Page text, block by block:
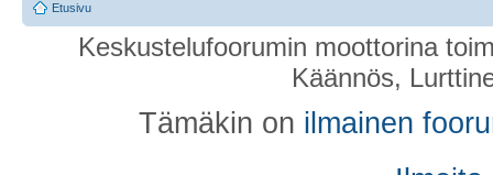
Etusivu
Keskustelufoorumin moottorina
Käännös,
Tämäkin on ilmainen